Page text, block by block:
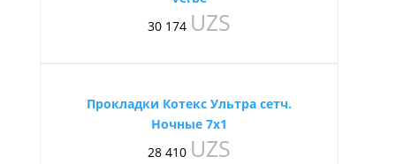
30 174 UZS
Прокладки Котекс Ультра сетч.
Ночные 7х1
28 410 UZS